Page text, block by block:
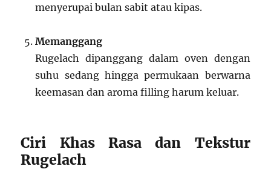
menyerupai bulan sabit atau kipas.
Memanggang
Rugelach dipanggang dalam oven dengan
suhu sedang hingga permukaan berwarna
keemasan dan aroma filling harum keluar.
Ciri Khas Rasa dan Tekstur
Rugelach